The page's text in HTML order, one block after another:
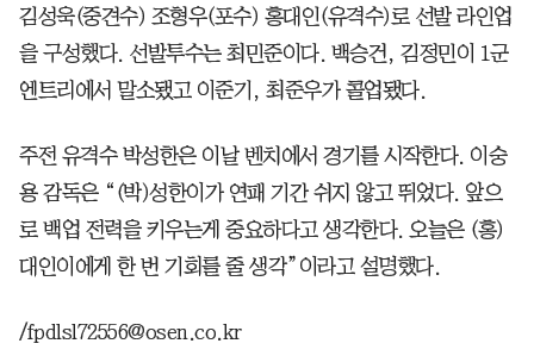
김성욱(중견수) 조형우(포수) 홍대인(유격수)로 선발 라인업
을 구성했다. 선발투수는 최민준이다. 백승건, 김정민이 1군
엔트리에서 말소됐고 이준기, 최준우가 콜업됐다.
주전 유격수 박성한은 이날 벤치에서 경기를 시작한다. 이숭
용 감독은 “(박)성한이가 연패 기간 쉬지 않고 뛰었다. 앞으
로 백업 전력을 키우는게 중요하다고 생각한다. 오늘은 (홍)
대인이에게 한 번 기회를 줄 생각”이라고 설명했다.
/fpdlsl72556@osen.co.kr